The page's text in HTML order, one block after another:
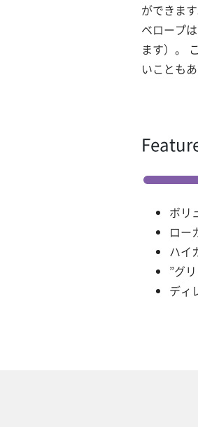
ができま
ベロープ
ます）。
いことも
ボリ
ロー
ハイ
”グ
ディ